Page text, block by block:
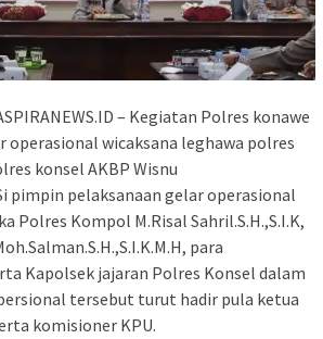
– Kegiatan Polres konawe
operasional wicaksana leghawa polres
konsel AKBP Wisnu
pimpin pelaksanaan gelar operasional
Polres Kompol M.Risal Sahril.S.H.,S.I.K,
para
Kapolsek jajaran Polres Konsel dalam
tersebut turut hadir pula ketua
komisioner KPU.